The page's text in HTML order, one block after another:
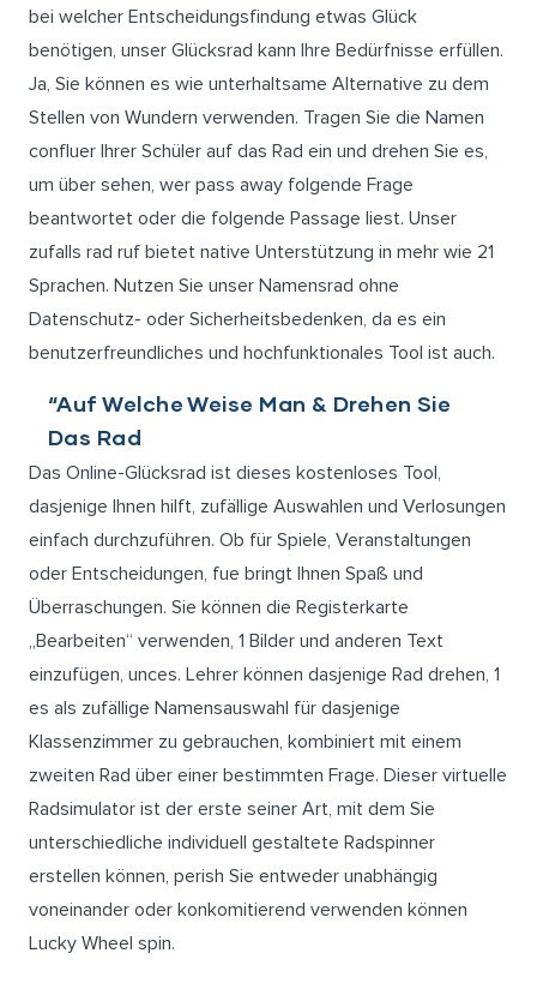
bei welcher Entscheidungsfindung etwas Glück
benötigen, unser Glücksrad kann Ihre Bedürfnisse erfüllen.
Ja, Sie können es wie unterhaltsame Alternative zu dem
Stellen von Wundern verwenden. Tragen Sie die Namen
confluer Ihrer Schüler auf das Rad ein und drehen Sie es,
um über sehen, wer pass away folgende Frage
beantwortet oder die folgende Passage liest. Unser
zufalls rad ruf bietet native Unterstützung in mehr wie 21
Sprachen. Nutzen Sie unser Namensrad ohne
Datenschutz- oder Sicherheitsbedenken, da es ein
benutzerfreundliches und hochfunktionales Tool ist auch.
“Auf Welche Weise Man & Drehen Sie
Das Rad
Das Online-Glücksrad ist dieses kostenloses Tool,
dasjenige Ihnen hilft, zufällige Auswahlen und Verlosungen
einfach durchzuführen. Ob für Spiele, Veranstaltungen
oder Entscheidungen, fue bringt Ihnen Spaß und
Überraschungen. Sie können die Registerkarte
„Bearbeiten“ verwenden, 1 Bilder und anderen Text
einzufügen, unces. Lehrer können dasjenige Rad drehen, 1
es als zufällige Namensauswahl für dasjenige
Klassenzimmer zu gebrauchen, kombiniert mit einem
zweiten Rad über einer bestimmten Frage. Dieser virtuelle
Radsimulator ist der erste seiner Art, mit dem Sie
unterschiedliche individuell gestaltete Radspinner
erstellen können, perish Sie entweder unabhängig
voneinander oder konkomitierend verwenden können
Lucky Wheel spin.